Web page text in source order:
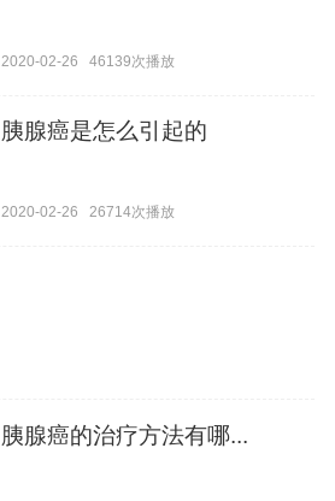
2020-02-26 46139次播放
胰腺癌是怎么引起的
2020-02-26 26714次播放
胰腺癌的治疗方法有哪...